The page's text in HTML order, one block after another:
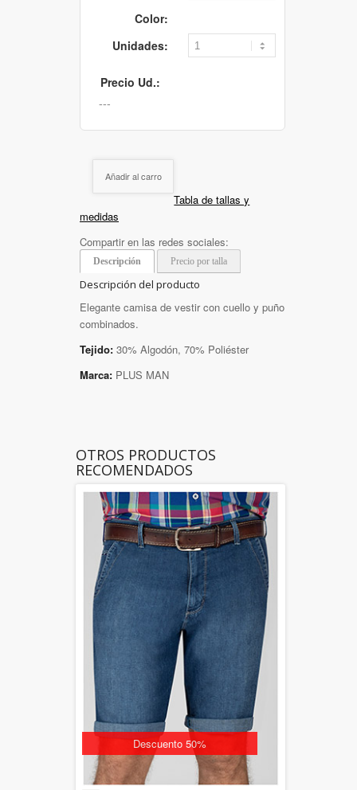
Color:
Unidades:
Precio Ud.:
Añadir al carro
Tabla de tallas y
medidas
Compartir en las redes sociales:
Descripción Precio por talla
Descripción del producto
Elegante camisa de vestir con cuello y puño
combinados.
Tejido: 30% Algodón, 70% Poliéster
Marca: PLUS MAN
OTROS PRODUCTOS
RECOMENDADOS
Descuento 50%